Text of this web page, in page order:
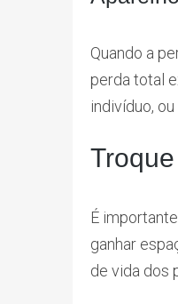
Quando a
perda total
indivíduo,
É
ganhar
de vida dos